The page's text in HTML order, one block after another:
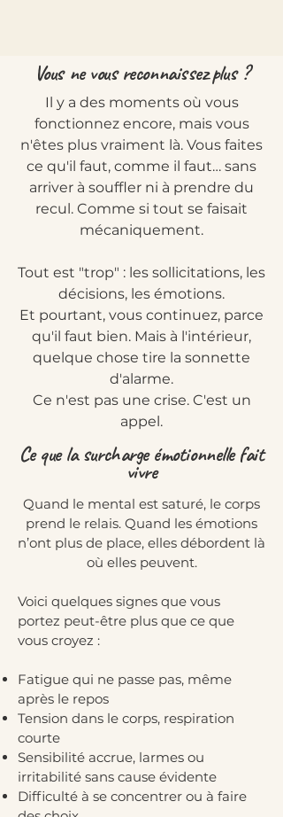
Vous ne vous reconnaissez plus ?
Il y a des moments où vous
fonctionnez encore, mais vous
n'êtes plus vraiment là. Vous faites
ce qu'il faut, comme il faut… sans
arriver à souffler ni à prendre du
recul. Comme si tout se faisait
mécaniquement.
Tout est "trop" : les sollicitations, les
décisions, les émotions.
Et pourtant, vous continuez, parce
qu'il faut bien. Mais à l'intérieur,
quelque chose tire la sonnette
d'alarme.
Ce n'est pas une crise. C'est un
appel.
Ce que la surcharge émotionnelle fait
vivre
Quand le mental est saturé, le corps
prend le relais. Quand les émotions
n’ont plus de place, elles débordent là
où elles peuvent.
Voici quelques signes que vous
portez peut-être plus que ce que
vous croyez :
Fatigue qui ne passe pas, même
après le repos
Tension dans le corps, respiration
courte
Sensibilité accrue, larmes ou
irritabilité sans cause évidente
Difficulté à se concentrer ou à faire